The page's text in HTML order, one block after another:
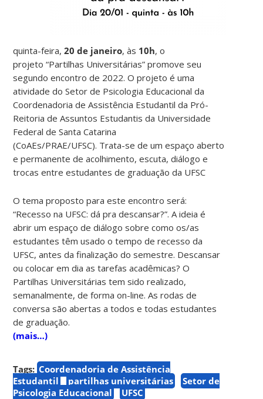
quinta-feira,20 de janeiro, às 10h, o
projeto “Partilhas Universitárias” promove seu
segundo encontro de 2022. O projeto é uma
atividade do Setor de Psicologia Educacional da
Coordenadoria de Assistência Estudantil da Pró-
Reitoria de Assuntos Estudantis da Universidade
Federal de Santa Catarina
(CoAEs/PRAE/UFSC). Trata-se de um espaço aberto
e permanente de acolhimento, escuta, diálogo e
trocas entre estudantes de graduação da UFSC
O tema proposto para este encontro será:
“Recesso na UFSC: dá pra descansar?”. A ideia é
abrir um espaço de diálogo sobre como os/as
estudantes têm usado o tempo de recesso da
UFSC, antes da finalização do semestre. Descansar
ou colocar em dia as tarefas acadêmicas? O
Partilhas Universitárias tem sido realizado,
semanalmente, de forma on-line. As rodas de
conversa são abertas a todos e todas estudantes
de graduação.
(mais…)
Tags: Coordenadoria de Assistência
Estudantil
partilhas universitárias
Setor de
Psicologia Educacional
UFSC